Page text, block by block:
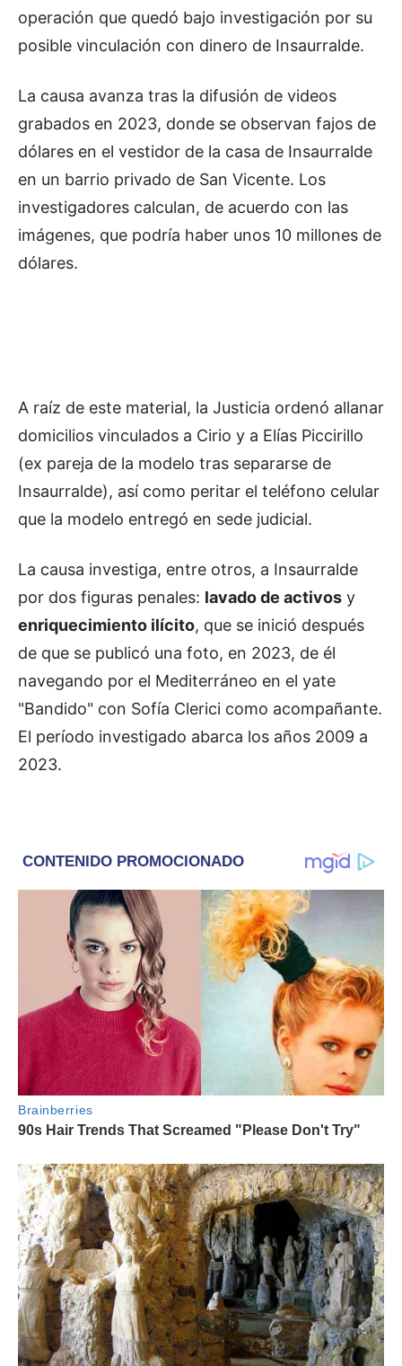
operación que quedó bajo investigación por su
posible vinculación con dinero de Insaurralde.
La causa avanza tras la difusión de videos
grabados en 2023, donde se observan fajos de
dólares en el vestidor de la casa de Insaurralde
en un barrio privado de San Vicente. Los
investigadores calculan, de acuerdo con las
imágenes, que podría haber unos 10 millones de
dólares.
A raíz de este material, la Justicia ordenó allanar
domicilios vinculados a Cirio y a Elías Piccirillo
(ex pareja de la modelo tras separarse de
Insaurralde), así como peritar el teléfono celular
que la modelo entregó en sede judicial.
La causa investiga, entre otros, a Insaurralde
por dos figuras penales: lavado de activos y
enriquecimiento ilícito, que se inició después
de que se publicó una foto, en 2023, de él
navegando por el Mediterráneo en el yate
"Bandido" con Sofía Clerici como acompañante.
El período investigado abarca los años 2009 a
2023.